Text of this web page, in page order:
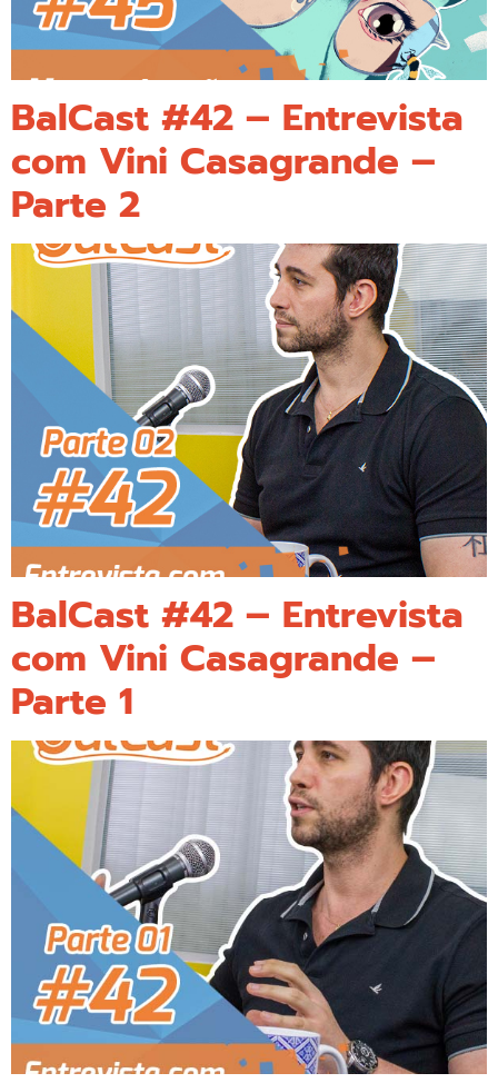
BalCast #42 – Entrevista
com Vini Casagrande –
Parte 2
BalCast #42 – Entrevista
com Vini Casagrande –
Parte 1